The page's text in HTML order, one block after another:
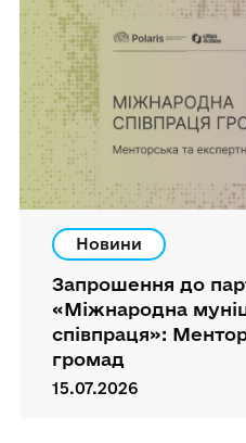
Новини
Запрошення до
«Міжнародна
співпраця»:
громад
15.07.2026